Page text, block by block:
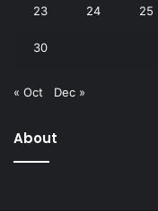
23 24 25
30
« Oct Dec »
About